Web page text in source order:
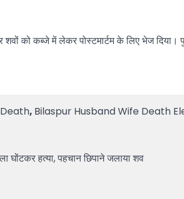
को कब्जे में लेकर पोस्टमार्टम के लिए भेज
, Bilaspur Husband Wife Death
घोंटकर हत्या, पहचान छिपाने जलाया शव